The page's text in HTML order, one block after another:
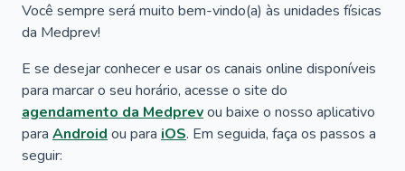
Você sempre será muito bem-vindo(a) às unidades físicas
da Medprev!
E se desejar conhecer e usar os canais online disponíveis
para marcar o seu horário, acesse o site do
agendamento da Medprevou baixe o nosso aplicativo
para Androidou para iOS. Em seguida, faça os passos a
seguir: